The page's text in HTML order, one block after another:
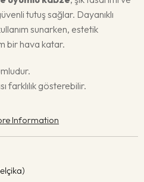
tutuş sağlar. Dayanıklı
sunarken, estetik
bir hava katar.
farklılık gösterebilir.
Information